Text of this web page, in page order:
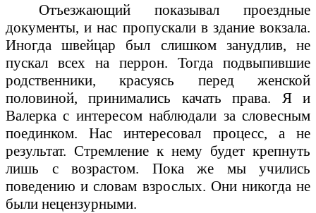
Отъезжающий показывал проездные
документы, и нас пропускали в здание вокзала.
Иногда швейцар был слишком занудлив, не
пускал всех на перрон. Тогда подвыпившие
родственники, красуясь перед женской
половиной, принимались качать права. Я и
Валерка с интересом наблюдали за словесным
поединком. Нас интересовал процесс, а не
результат. Стремление к нему будет крепнуть
лишь с возрастом. Пока же мы учились
поведению и словам взрослых. Они никогда не
были нецензурными.